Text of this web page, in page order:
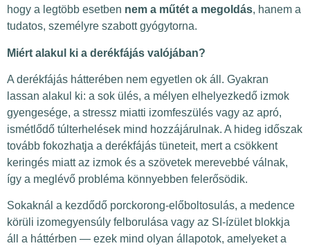
hogy a legtöbb esetben nem a műtét a megoldás, hanem a
tudatos, személyre szabott gyógytorna.
Miért alakul ki a derékfájás valójában?
A derékfájás hátterében nem egyetlen ok áll. Gyakran
lassan alakul ki: a sok ülés, a mélyen elhelyezkedő izmok
gyengesége, a stressz miatti izomfeszülés vagy az apró,
ismétlődő túlterhelések mind hozzájárulnak. A hideg időszak
tovább fokozhatja a derékfájás tüneteit, mert a csökkent
keringés miatt az izmok és a szövetek merevebbé válnak,
így a meglévő probléma könnyebben felerősödik.
Sokaknál a kezdődő porckorong-előboltosulás, a medence
körüli izomegyensúly felborulása vagy az SI-ízület blokkja
áll a háttérben — ezek mind olyan állapotok, amelyeket a